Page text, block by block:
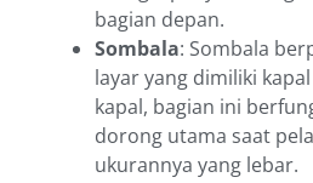
bagian depan.
Sombala: Sombala
layar yang dimiliki
kapal, bagian ini
dorong utama saat
ukurannya yang lebar.